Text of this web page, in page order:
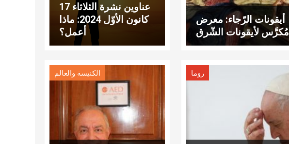
عناوين نشرة الثلاثاء 17
كانون الأوّل 2024: ماذا
أعمل؟
أيقونات الرّجاء: معرض
مُكرَّس لأيقونات الشّرق
الكنيسة والعالم روما